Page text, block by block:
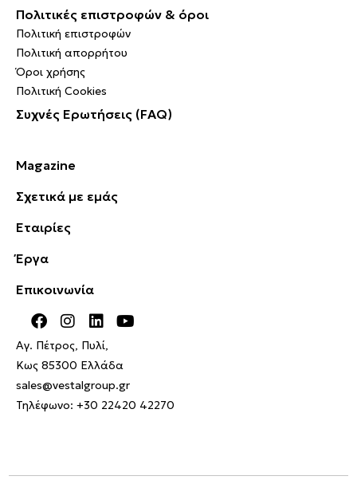
Πολιτικές επιστροφών & όροι
Πολιτική επιστροφών
Πολιτική απορρήτου
Όροι χρήσης
Πολιτική Cookies
Συχνές Ερωτήσεις (FAQ)
Magazine
Σχετικά με εμάς
Εταιρίες
Έργα
Επικοινωνία
Αγ. Πέτρος, Πυλί,
Κως 85300 Ελλάδα
sales@vestalgroup.gr
Τηλέφωνο: +30 22420 42270